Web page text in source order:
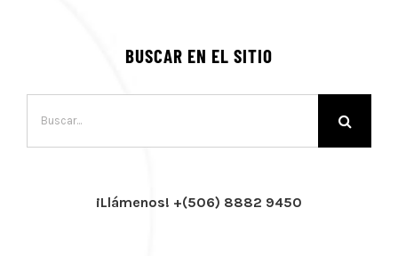
BUSCAR EN EL SITIO
¡Llámenos! +(506) 8882 9450